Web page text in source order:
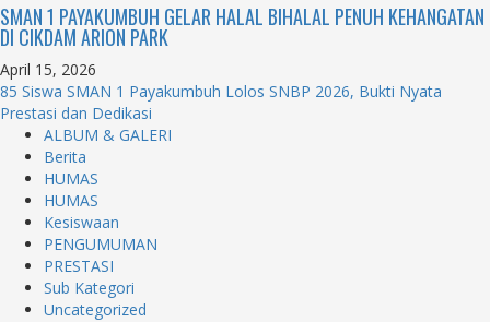
SMAN 1 PAYAKUMBUH GELAR HALAL BIHALAL PENUH KEHANGATAN
DI CIKDAM ARION PARK
April 15, 2026
85 Siswa SMAN 1 Payakumbuh Lolos SNBP 2026, Bukti Nyata
Prestasi dan Dedikasi
ALBUM & GALERI
Berita
HUMAS
HUMAS
Kesiswaan
PENGUMUMAN
PRESTASI
Sub Kategori
Uncategorized